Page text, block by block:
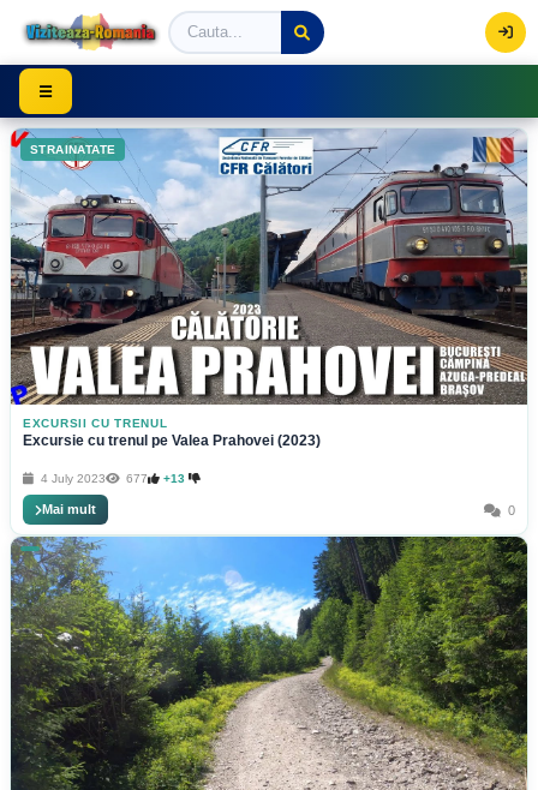
Viziteaza Romania | Obiective Turistice | Trasee
☰
STRAINATATE
EXCURSII CU TRENUL
Excursie cu trenul pe Valea Prahovei (2023)
4 July 2023 677 +13
Mai mult 0